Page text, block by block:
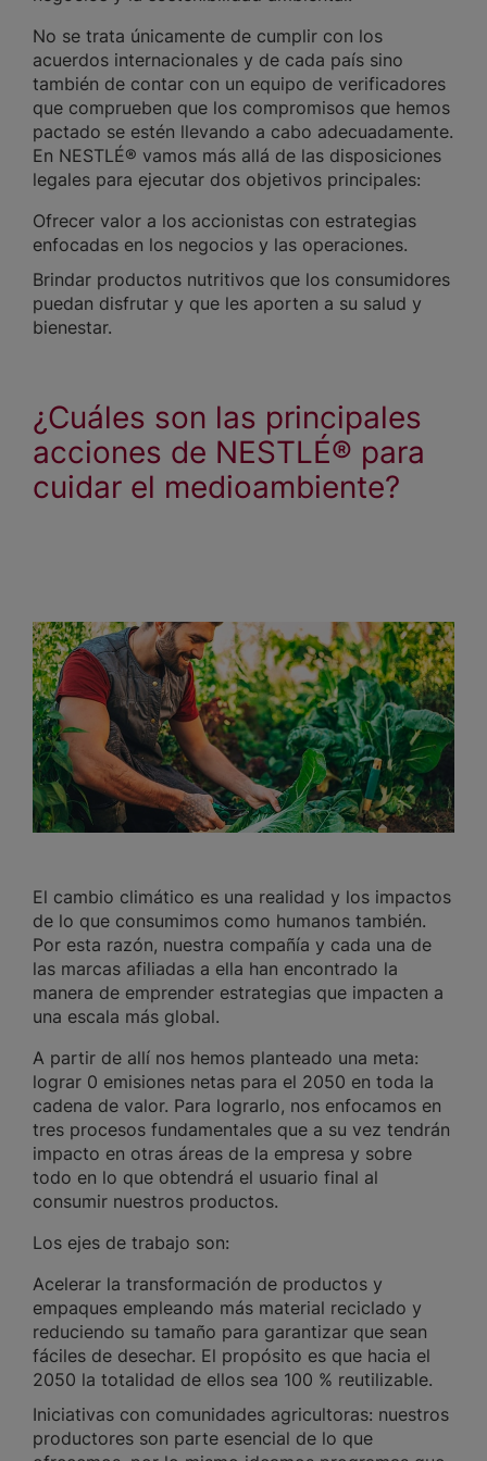
No se trata únicamente de cumplir con los
acuerdos internacionales y de cada país sino
también de contar con un equipo de verificadores
que comprueben que los compromisos que hemos
pactado se estén llevando a cabo adecuadamente.
En NESTLÉ® vamos más allá de las disposiciones
legales para ejecutar dos objetivos principales:
Ofrecer valor a los accionistas con estrategias
enfocadas en los negocios y las operaciones.
Brindar productos nutritivos que los consumidores
puedan disfrutar y que les aporten a su salud y
bienestar.
¿Cuáles son las principales
acciones de NESTLÉ® para
cuidar el medioambiente?
El cambio climático es una realidad y los impactos
de lo que consumimos como humanos también.
Por esta razón, nuestra compañía y cada una de
las marcas afiliadas a ella han encontrado la
manera de emprender estrategias que impacten a
una escala más global.
A partir de allí nos hemos planteado una meta:
lograr 0 emisiones netas para el 2050 en toda la
cadena de valor. Para lograrlo, nos enfocamos en
tres procesos fundamentales que a su vez tendrán
impacto en otras áreas de la empresa y sobre
todo en lo que obtendrá el usuario final al
consumir nuestros productos.
Los ejes de trabajo son:
Acelerar la transformación de productos y
empaques empleando más material reciclado y
reduciendo su tamaño para garantizar que sean
fáciles de desechar. El propósito es que hacia el
2050 la totalidad de ellos sea 100 % reutilizable.
Iniciativas con comunidades agricultoras: nuestros
productores son parte esencial de lo que